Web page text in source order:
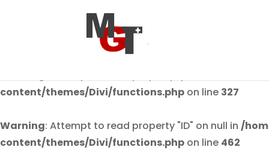
: Attempt to read property "post_author" on
content/themes/Divi/functions.php
content/themes/Divi/functions.php on line 327
Warning: Attempt to read property "ID" on null in /
content/themes/Divi/functions.php on line 462